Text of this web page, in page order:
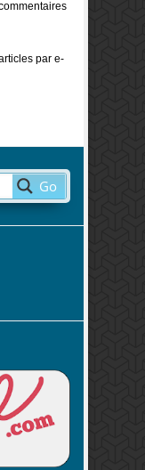
par e-
Go